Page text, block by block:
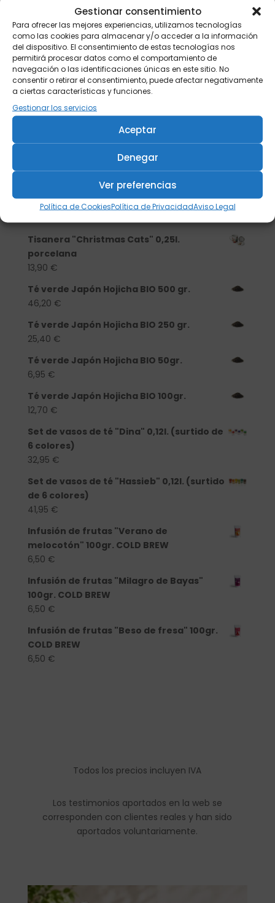
Gestionar consentimiento
Para ofrecer las mejores experiencias, utilizamos tecnologías
como las cookies para almacenar y/o acceder a la información
del dispositivo. El consentimiento de estas tecnologías nos
permitirá procesar datos como el comportamiento de
navegación o las identificaciones únicas en este sitio. No
consentir o retirar el consentimiento, puede afectar negativamente
a ciertas características y funciones.
Gestionar los servicios
Aceptar
Denegar
Ver preferencias
Política de CookiesPolítica de PrivacidadAviso Legal
Tisanera "Christmas Cats" 0,25l.
porcelana
13,90 €
Té verde Japón Hojicha BIO 500 gr.
46,20 €
Té verde Japón Hojicha BIO 250 gr.
25,40 €
Té verde Japón Hojicha BIO 50gr.
6,95 €
Té verde Japón Hojicha BIO 100gr.
12,70 €
Set de vasos de té "Dina" 0,12l. (surtido de
6 colores)
32,95 €
Set de vasos de té "Hassieb" 0,12l. (surtido
de 6 colores)
41,95 €
Infusión de frutas "Verano de
melocotón" 100gr. COLD BREW
6,50 €
Infusión de frutas "Milagro de Bayas"
100gr. COLD BREW
6,50 €
Infusión de frutas "Beso de fresa" 100gr.
COLD BREW
6,50 €
Todos los precios incluyen IVA
Los testimonios aportados en la web se
corresponden con clientes reales y han sido
aportados voluntariamente.